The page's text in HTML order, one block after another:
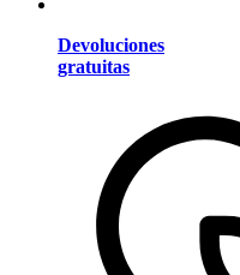
Devoluciones
gratuitas